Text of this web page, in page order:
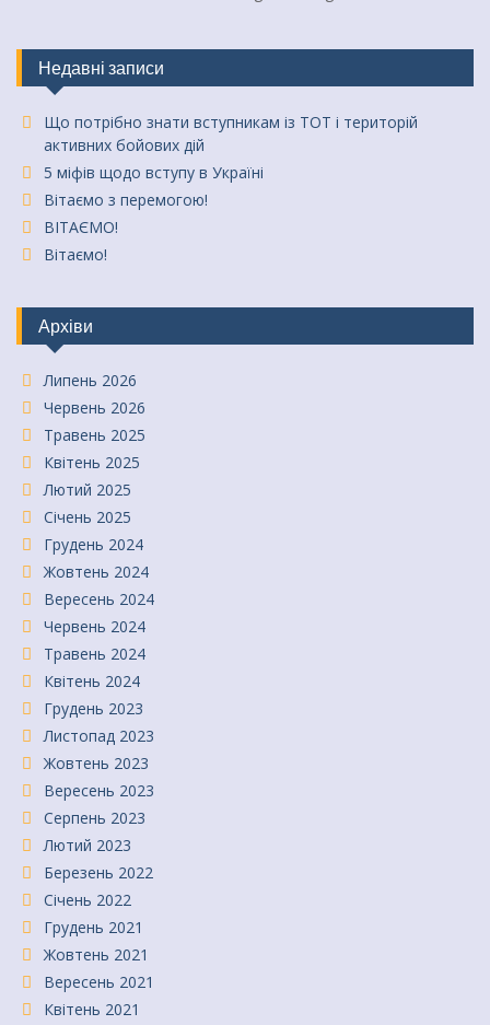
Недавні записи
Що потрібно знати вступникам із ТОТ і територій
активних бойових дій
5 міфів щодо вступу в Україні
Вітаємо з перемогою!
ВІТАЄМО!
Вітаємо!
Архіви
Липень 2026
Червень 2026
Травень 2025
Квітень 2025
Лютий 2025
Січень 2025
Грудень 2024
Жовтень 2024
Вересень 2024
Червень 2024
Травень 2024
Квітень 2024
Грудень 2023
Листопад 2023
Жовтень 2023
Вересень 2023
Серпень 2023
Лютий 2023
Березень 2022
Січень 2022
Грудень 2021
Жовтень 2021
Вересень 2021
Квітень 2021